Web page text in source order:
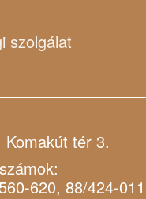
szolgálat
tér 3.
620, 88/424-011